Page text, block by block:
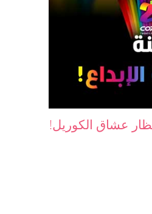
عشاق الكوريل!